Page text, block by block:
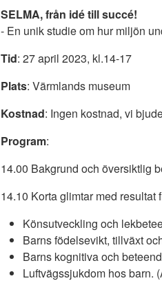
SELMA, från idé till succé!
- En unik studie om hur miljön
Tid: 27 april 2023, kl.14-17
Plats: Värmlands museum
Kostnad: Ingen kostnad, vi
Program:
14.00 Bakgrund och översiktlig
14.10 Korta glimtar med
Könsutveckling och
Barns födelsevikt, tillväxt
Barns kognitiva och
Luftvägssjukdom hos barn.